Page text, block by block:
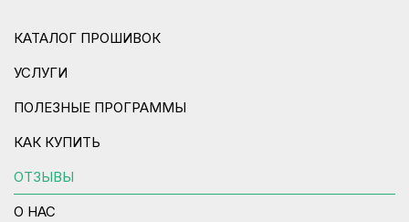
КАТАЛОГ ПРОШИВОК
УСЛУГИ
ПОЛЕЗНЫЕ ПРОГРАММЫ
КАК КУПИТЬ
ОТЗЫВЫ
О НАС